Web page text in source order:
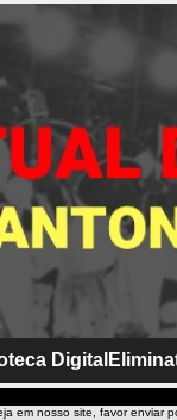
Digital
em nosso site, favor enviar